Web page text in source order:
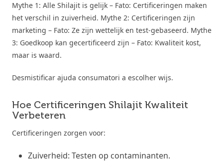
Mythe 1: Alle Shilajit is gelijk – Fato: Certificeringen maken
het verschil in zuiverheid. Mythe 2: Certificeringen zijn
marketing – Fato: Ze zijn wettelijk en test-gebaseerd. Mythe
3: Goedkoop kan gecertificeerd zijn – Fato: Kwaliteit kost,
maar is waard.
Desmistificar ajuda consumatori a escolher wijs.
Hoe Certificeringen Shilajit Kwaliteit
Verbeteren
Certificeringen zorgen voor:
Zuiverheid: Testen op contaminanten.